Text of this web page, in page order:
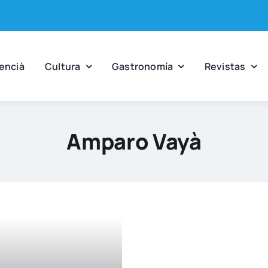
Cul­tu­ra Gas­tro­no­mía Revis­tas
Amparo Vayà